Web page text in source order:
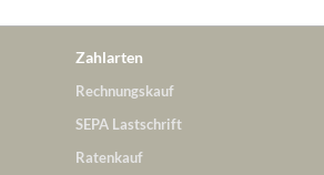
Zahlarten
Rechnungskauf
SEPA Lastschrift
Ratenkauf